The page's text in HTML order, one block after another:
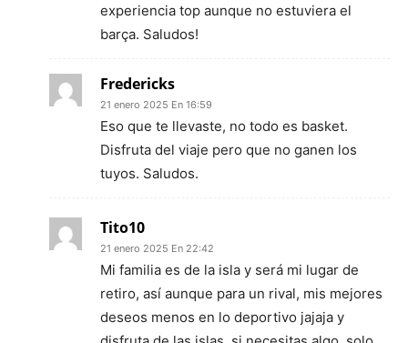
experiencia top aunque no estuviera el
barça. Saludos!
Fredericks
21 enero 2025 En 16:59
Eso que te llevaste, no todo es basket.
Disfruta del viaje pero que no ganen los
tuyos. Saludos.
Tito10
21 enero 2025 En 22:42
Mi familia es de la isla y será mi lugar de
retiro, así aunque para un rival, mis mejores
deseos menos en lo deportivo jajaja y